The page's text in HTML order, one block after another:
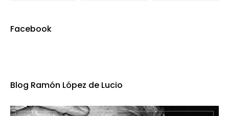
Facebook
Blog Ramón López de Lucio